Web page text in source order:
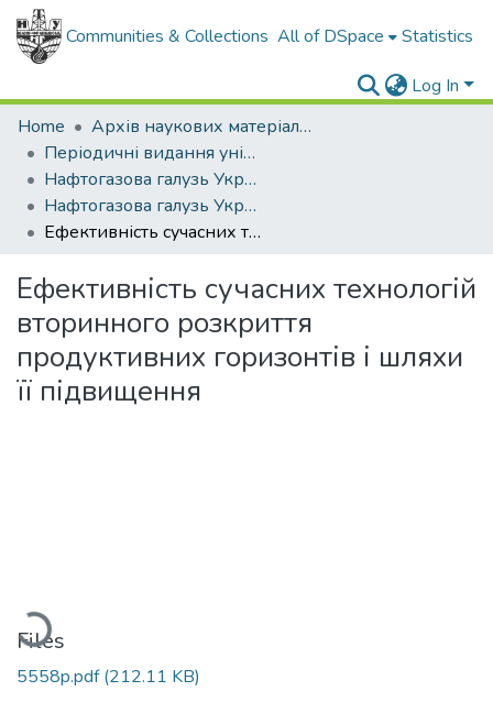
Communities & Collections All of DSpace Statistics
Log In
Home
Архів наукових матеріалів
Періодичні видання університету
Нафтогазова галузь України
Нафтогазова галузь України - 2013. - , № 4
Ефективність сучасних технологій вторинного розкриття продуктивних горизонтів і шляхи її підвищення
Ефективність сучасних технологій
вторинного розкриття
продуктивних горизонтів і шляхи
її підвищення
Files
5558p.pdf(212.11 KB)